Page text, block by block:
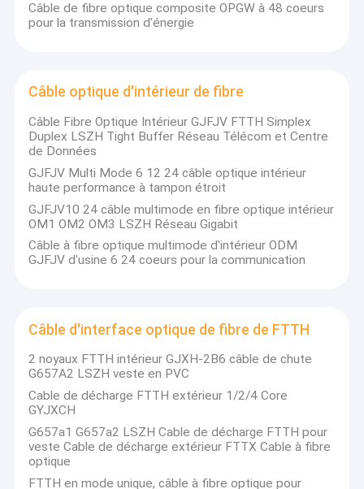
Visite de l'usine
Contrôle qualité
Contactez-nous
Nouvelles
Demandez un devis
Câble optique de fibre d'ADSS
Câble optique extérieur de fibre
câble optique aérien de fibre
Câble de fibre optique composite OPGW à 48 coeurs
pour la transmission d'énergie
Câble optique d'intérieur de fibre
Câble Fibre Optique Intérieur GJFJV FTTH Simplex
Duplex LSZH Tight Buffer Réseau Télécom et Centre
de Données
GJFJV Multi Mode 6 12 24 câble optique intérieur
haute performance à tampon étroit
GJFJV10 24 câble multimode en fibre optique intérieur
OM1 OM2 OM3 LSZH Réseau Gigabit
Câble à fibre optique multimode d'intérieur ODM
GJFJV d'usine 6 24 coeurs pour la communication
Câble d'interface optique de fibre de FTTH
2 noyaux FTTH intérieur GJXH-2B6 câble de chute
G657A2 LSZH veste en PVC
Cable de décharge FTTH extérieur 1/2/4 Core
GYJXCH
G657a1 G657a2 LSZH Cable de décharge FTTH pour
veste Cable de décharge extérieur FTTX Cable à fibre
optique
FTTH en mode unique, câble à fibre optique pour
optiques qui a débuté en 2011 et est situé dans la ville de
Guangzhou, et fournit une conception professionnelle de
sang et de l'âme !! Pour le client comme pour le collègue, le
Toutes nos rencontres sont des liens sincères, cœur à cœur !
Notre avantage, avec une histoire de plus de 10 ans, 5 ans
plus de 40 employés.
Choisir JQ, c'est non seulement notre succès, mais aussi le
vôtre !!!